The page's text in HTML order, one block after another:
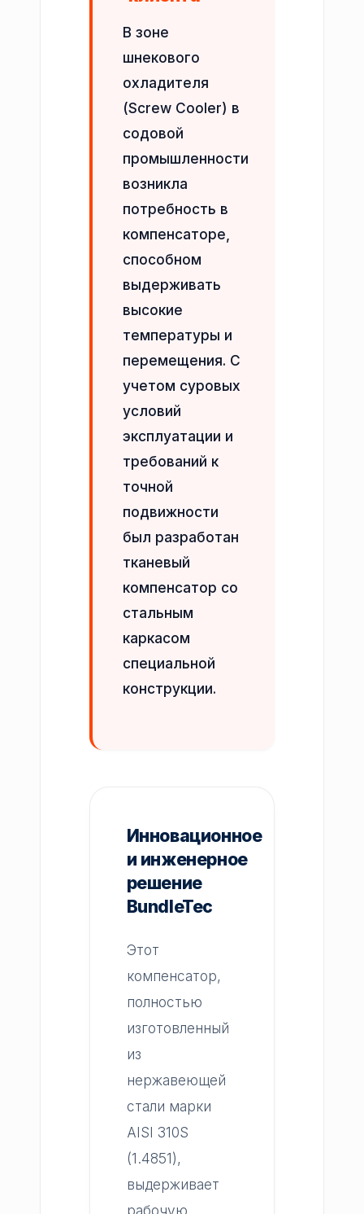
В зоне
шнекового
охладителя
(Screw Cooler) в
содовой
промышленности
возникла
потребность в
компенсаторе,
способном
выдерживать
высокие
температуры и
перемещения. С
учетом суровых
условий
эксплуатации и
требований к
точной
подвижности
был разработан
тканевый
компенсатор со
стальным
каркасом
специальной
конструкции.
Инновационное
и инженерное
решение
BundleTec
Этот
компенсатор,
полностью
изготовленный
из
нержавеющей
стали марки
AISI 310S
(1.4851),
выдерживает
рабочую